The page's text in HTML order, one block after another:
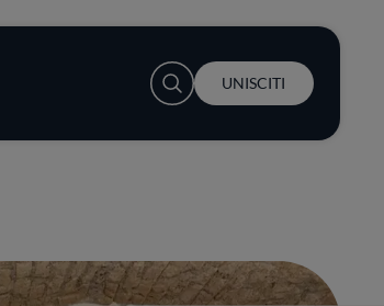
User account menu
UNISCITI